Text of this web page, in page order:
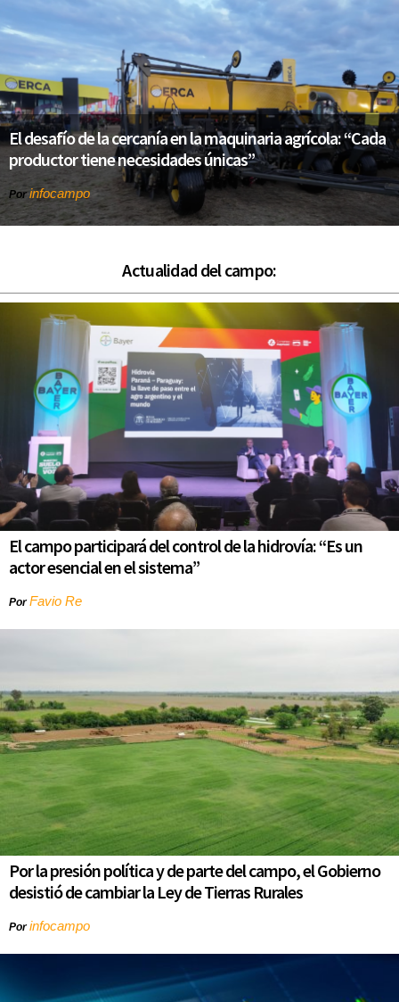
El desafío de la cercanía en la maquinaria agrícola: “Cada
productor tiene necesidades únicas”
Porinfocampo
Actualidad del campo:
El campo participará del control de la hidrovía: “Es un
actor esencial en el sistema”
PorFavio Re
Por la presión política y de parte del campo, el Gobierno
desistió de cambiar la Ley de Tierras Rurales
Porinfocampo